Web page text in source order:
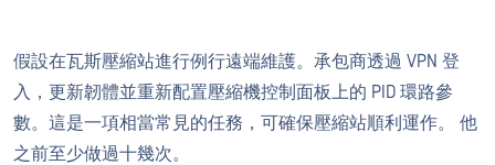
假設在瓦斯壓縮站進行例行遠端維護。承包商透過 VPN 登
入，更新韌體並重新配置壓縮機控制面板上的 PID 環路參
數。這是一項相當常見的任務，可確保壓縮站順利運作。 他
之前至少做過十幾次。